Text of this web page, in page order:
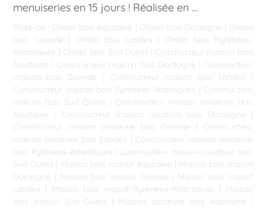
menuiseries en 15 jours ! Réalisée en …
Mots-clé : Chalet bois Aquitaine Chalet bois Dordogne
Chalet
bois Gironde
Chalet bois Landes
Chalet bois Pyrénées-
Atlantiques
Chalet bois Sud Ouest
Constructeur maison bois
Aquitaine
Constructeur maison bois Dordogne
Constructeur
maison bois Gironde
Constructeur maison bois Landes
Constructeur maison bois Pyrénées-Atlantiques
Constructeur
maison bois Sud Ouest
Constructeur maison ossature bois
Aquitaine
Constructeur maison ossature bois Dordogne
Constructeur maison ossature bois Gironde
Constructeur
maison ossature bois Landes
Constructeur maison ossature
bois Pyrénées-Atlantiques
Constructeur maison ossature bois
Sud Ouest
Maison bois massif Aquitaine
Maison bois massif
Dordogne
Maison bois massif Gironde
Maison bois massif
Landes
Maison bois massif Pyrénées-Atlantiques
Maison
bois massif Sud Ouest
Maison ossature bois Aquitaine